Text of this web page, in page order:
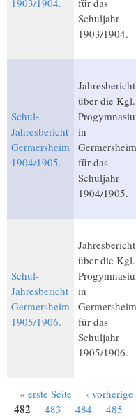
1903/1904.
für das
Schuljahr
1903/1904.
Schul-
Jahresbericht
Germersheim
1904/1905.
Jahresbericht
über die Kgl.
in
Germersheim
für das
Schuljahr
1904/1905.
Schul-
Jahresbericht
Germersheim
1905/1906.
Jahresbericht
über die Kgl.
in
Germersheim
für das
Schuljahr
1905/1906.
Seiten
« erste Seite ‹ vorherige
482 483 484 485